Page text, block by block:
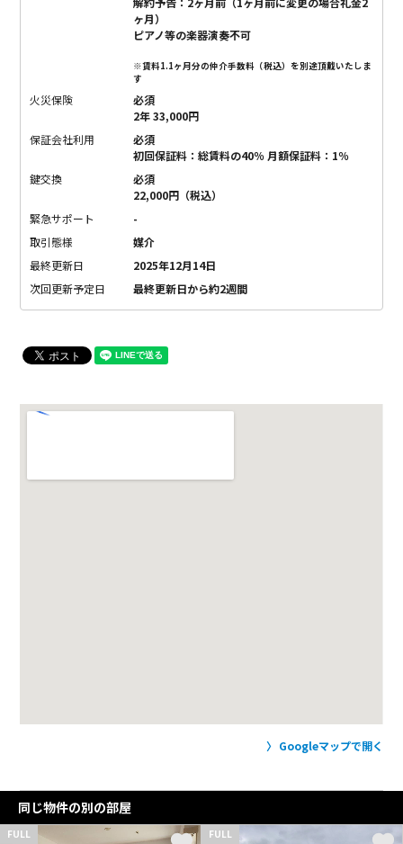
ヶ月）
ピアノ等の楽器演奏不可
※賃料1.1ヶ月分の仲介手数料（税込）を別途頂戴いたしま
す
火災保険
必須
2年 33,000円
保証会社利用
必須
初回保証料：総賃料の40％ 月額保証料：1％
鍵交換
必須
22,000円（税込）
緊急サポート
-
取引態様
媒介
最終更新日
2025年12月14日
次回更新予定日
最終更新日から約2週間
Googleマップで開く
同じ物件の別の部屋
FULL FULL